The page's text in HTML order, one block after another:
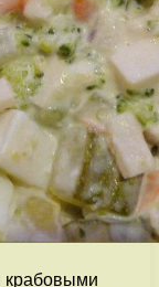
крабовыми